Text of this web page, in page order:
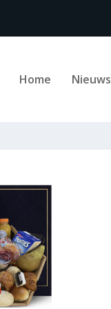
Home Nieuws